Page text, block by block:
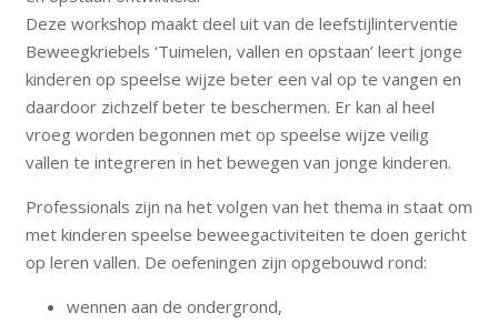
Deze workshop maakt deel uit van de leefstijlinterventie
Beweegkriebels ‘Tuimelen, vallen en opstaan’ leert jonge
kinderen op speelse wijze beter een val op te vangen en
daardoor zichzelf beter te beschermen. Er kan al heel
vroeg worden begonnen met op speelse wijze veilig
vallen te integreren in het bewegen van jonge kinderen.
Professionals zijn na het volgen van het thema in staat om
met kinderen speelse beweegactiviteiten te doen gericht
op leren vallen. De oefeningen zijn opgebouwd rond:
wennen aan de ondergrond,